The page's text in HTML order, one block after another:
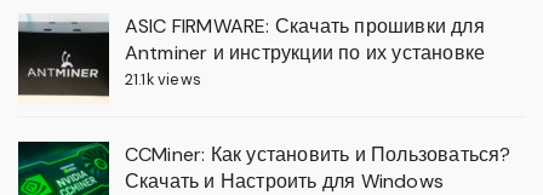
ASIC FIRMWARE: Скачать прошивки для
Antminer и инструкции по их установке
21.1k views
CCMiner: Как установить и Пользоваться?
Скачать и Настроить для Windows